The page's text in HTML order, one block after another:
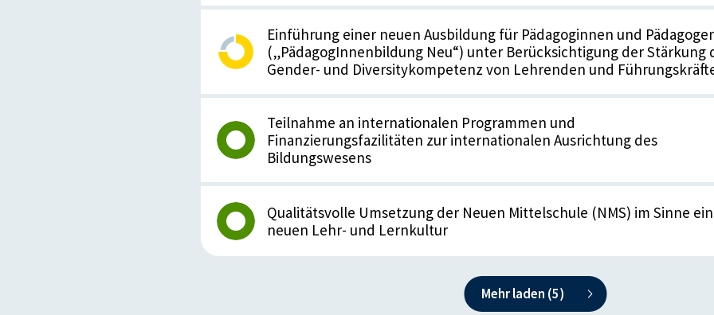
Einführung einer neuen Ausbildung für Pädagoginnen und
(„PädagogInnenbildung Neu“) unter Berücksichtigung der Stärkung
Gender- und Diversitykompetenz von Lehrenden und
Teilnahme an internationalen Programmen und
Finanzierungsfazilitäten zur internationalen Ausrichtung des
Bildungswesens
Qualitätsvolle Umsetzung der Neuen Mittelschule (NMS) im Sinne
neuen Lehr- und Lernkultur
Mehr laden (5)